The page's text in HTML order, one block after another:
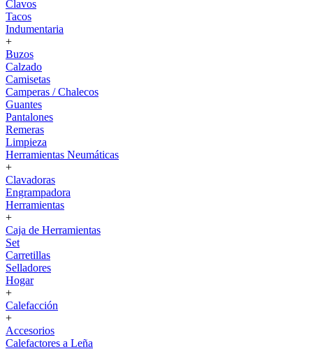
Clavos
Tacos
Indumentaria
+
Buzos
Calzado
Camisetas
Camperas / Chalecos
Guantes
Pantalones
Remeras
Limpieza
Herramientas Neumáticas
+
Clavadoras
Engrampadora
Herramientas
+
Caja de Herramientas
Set
Carretillas
Selladores
Hogar
+
Calefacción
+
Accesorios
Calefactores a Leña